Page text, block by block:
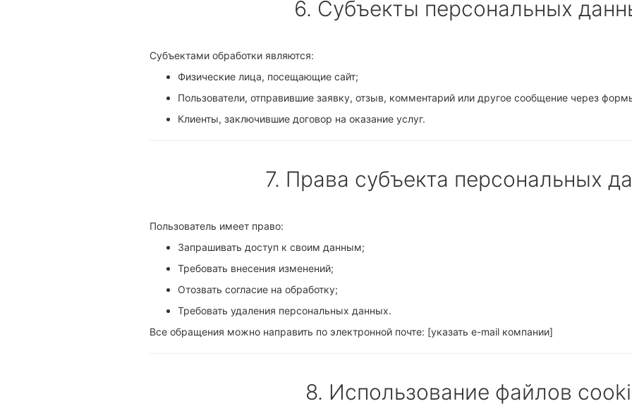
6. Субъекты персональных
Субъектами обработки являются:
Физические лица, посещающие сайт;
Пользователи, отправившие заявку, отзыв, комментарий или другое сообщение через
Клиенты, заключившие договор на оказание услуг.
7. Права субъекта персональных
Пользователь имеет право:
Запрашивать доступ к своим данным;
Требовать внесения изменений;
Отозвать согласие на обработку;
Требовать удаления персональных данных.
Все обращения можно направить по электронной почте: [указать e-mail компании]
8. Использование файлов